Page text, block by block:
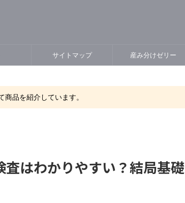
サイトマップ 産み分けゼリー
品を紹介しています。
はわかりやすい？結局基礎